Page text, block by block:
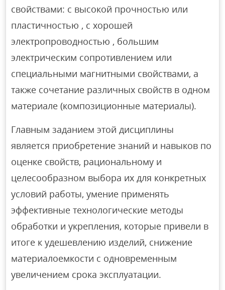
свойствами: с высокой прочностью или
пластичностью , с хорошей
электропроводностью , большим
электрическим сопротивлением или
специальными магнитными свойствами, а
также сочетание различных свойств в одном
материале (композиционные материалы).
Главным заданием этой дисциплины
является приобретение знаний и навыков по
оценке свойств, рациональному и
целесообразном выбора их для конкретных
условий работы, умение применять
эффективные технологические методы
обработки и укрепления, которые привели в
итоге к удешевлению изделий, снижение
материалоемкости с одновременным
увеличением срока эксплуатации.